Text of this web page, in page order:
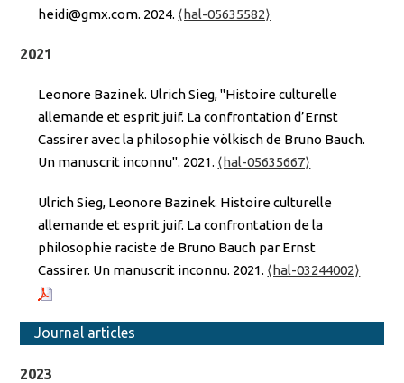
heidi@gmx.com. 2024. ⟨hal-05635582⟩
2021
Leonore Bazinek. Ulrich Sieg, "Histoire culturelle
allemande et esprit juif. La confrontation d’Ernst
Cassirer avec la philosophie völkisch de Bruno Bauch.
Un manuscrit inconnu". 2021. ⟨hal-05635667⟩
Ulrich Sieg, Leonore Bazinek. Histoire culturelle
allemande et esprit juif. La confrontation de la
philosophie raciste de Bruno Bauch par Ernst
Cassirer. Un manuscrit inconnu. 2021. ⟨hal-03244002⟩
Journal articles
2023